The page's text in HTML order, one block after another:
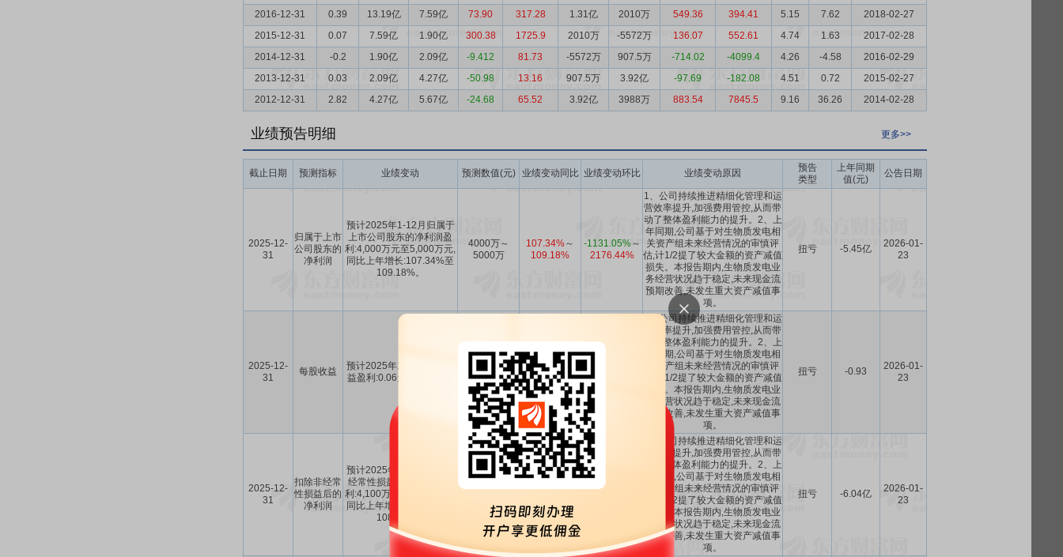
2016-12-31
0.39 13.19亿 7.59亿 73.90 317.28 1.31亿 2010万 549.36 394.41 5.15 7.62
2018-02-27
2015-12-31
0.07 7.59亿 1.90亿 300.38 1725.9 2010万 -5572万 136.07 552.61 4.74 1.63
2017-02-28
2014-12-31
-0.2 1.90亿 2.09亿 -9.412 81.73 -5572万 907.5万 -714.02 -4099.4 4.26 -4.58
2016-02-29
2013-12-31
0.03 2.09亿 4.27亿 -50.98 13.16 907.5万 3.92亿 -97.69 -182.08 4.51 0.72
2015-02-27
2012-12-31
2.82 4.27亿 5.67亿 -24.68 65.52 3.92亿 3988万 883.54 7845.5 9.16 36.26 2014-02-28
业绩预告明细 更多>>
截止日期 预测指标 业绩变动 预测数值(元) 业绩变动同比 业绩变动环比 业绩变动原因
预告
类型
上年同期
值(元)
公告日期
2025-12-
31
归属于上市
公司股东的
净利润
预计2025年1-12月归属于
上市公司股东的净利润盈
利:4,000万元至5,000万元,
同比上年增长:107.34%至
109.18%。
4000万～
5000万
107.34%～
109.18%
-1131.05%～
2176.44%
1、公司持续推进精细化管理和运
营效率提升,加强费用管控,从而带
动了整体盈利能力的提升。2、上
年同期,公司基于对生物质发电相
关资产组未来经营情况的审慎评
估,计1/2提了较大金额的资产减值
损失。本报告期内,生物质发电业
务经营状况趋于稳定,未来现金流
预期改善,未发生重大资产减值事
项。
扭亏 -5.45亿
2026-01-
23
2025-12-
31
每股收益
预计2025年1-12月每股收
益盈利:0.06元至0.08元。
0.06～0.08 -
1、公司持续推进精细化管理和运
营效率提升,加强费用管控,从而带
动了整体盈利能力的提升。2、上
年同期,公司基于对生物质发电相
关资产组未来经营情况的审慎评
估,计1/2提了较大金额的资产减值
损失。本报告期内,生物质发电业
务经营状况趋于稳定,未来现金流
预期改善,未发生重大资产减值事
项。
扭亏 -0.93
2026-01-
23
2025-12-
31
扣除非经常
性损益后的
净利润
预计2025年1-12月扣除非
经常性损益后的净利润盈
利:4,100万元至5,100万元,
同比上年增长:106.78%至
108.44%。
4100万～
106.78%～
-242.43%
1、公司持续推进精细化管理和运
营效率提升,加强费用管控,从而带
动了整体盈利能力的提升。2、上
年同期,公司基于对生物质发电相
关资产组未来经营情况的审慎评
估,计1/2提了较大金额的资产减值
损失。本报告期内,生物质发电业
务经营状况趋于稳定,未来现金流
预期改善,未发生重大资产减值事
项。
扭亏 -6.04亿
2026-01-
23